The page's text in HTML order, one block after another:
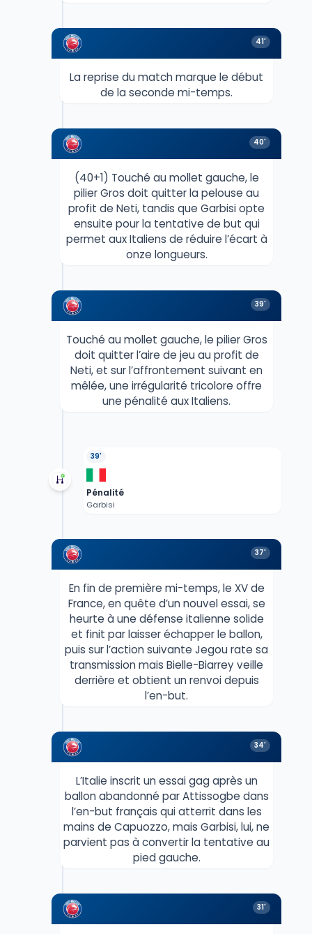
41'
La reprise du match marque le début
de la seconde mi-temps.
40'
(40+1) Touché au mollet gauche, le
pilier Gros doit quitter la pelouse au
profit de Neti, tandis que Garbisi opte
ensuite pour la tentative de but qui
permet aux Italiens de réduire l’écart à
onze longueurs.
39'
Touché au mollet gauche, le pilier Gros
doit quitter l’aire de jeu au profit de
Neti, et sur l’affrontement suivant en
mêlée, une irrégularité tricolore offre
une pénalité aux Italiens.
39'
Pénalité
Garbisi
37'
En fin de première mi-temps, le XV de
France, en quête d’un nouvel essai, se
heurte à une défense italienne solide
et finit par laisser échapper le ballon,
puis sur l’action suivante Jegou rate sa
transmission mais Bielle-Biarrey veille
derrière et obtient un renvoi depuis
l’en-but.
34'
L’Italie inscrit un essai gag après un
ballon abandonné par Attissogbe dans
l’en-but français qui atterrit dans les
mains de Capuozzo, mais Garbisi, lui, ne
parvient pas à convertir la tentative au
pied gauche.
31'